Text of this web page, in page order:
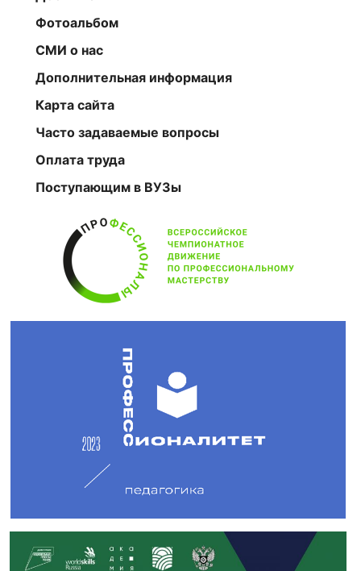
Фотоальбом
СМИ о нас
Дополнительная информация
Карта сайта
Часто задаваемые вопросы
Оплата труда
Поступающим в ВУЗы